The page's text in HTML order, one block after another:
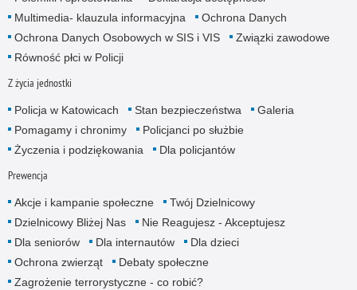
Multimedia- klauzula informacyjna
Ochrona Danych
Ochrona Danych Osobowych w SIS i VIS
Związki zawodowe
Równość płci w Policji
Z życia jednostki
Policja w Katowicach Stan bezpieczeństwa
Galeria
Pomagamy i chronimy
Policjanci po służbie
Życzenia i podziękowania
Dla policjantów
Prewencja
Akcje i kampanie społeczne
Twój Dzielnicowy
Dzielnicowy Bliżej Nas
Nie Reagujesz - Akceptujesz
Dla seniorów
Dla internautów
Dla dzieci
Ochrona zwierząt
Debaty społeczne
Zagrożenie terrorystyczne - co robić?